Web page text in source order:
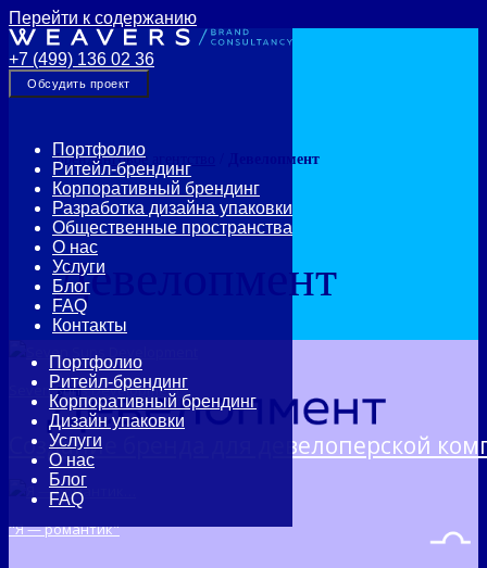
Перейти к содержанию
+7 (499) 136 02 36
Обсудить проект
Портфолио
Ритейл-брендинг
Корпоративный брендинг
Разработка дизайна упаковки
Общественные пространства
О нас
Услуги
Блог
FAQ
Контакты
Портфолио
Ритейл-брендинг
Корпоративный брендинг
Дизайн упаковки
Услуги
О нас
Блог
FAQ
Брендинговое агентство Девелопмент
Девелопмент
Seven Suns Development
Создание бренда для девелоперской
"Я — романтик"